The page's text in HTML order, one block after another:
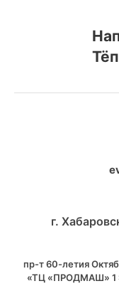
г.
пр-т 60-летия
«ТЦ «ПРОДМАШ»